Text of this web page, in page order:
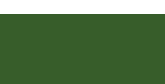
Wil an